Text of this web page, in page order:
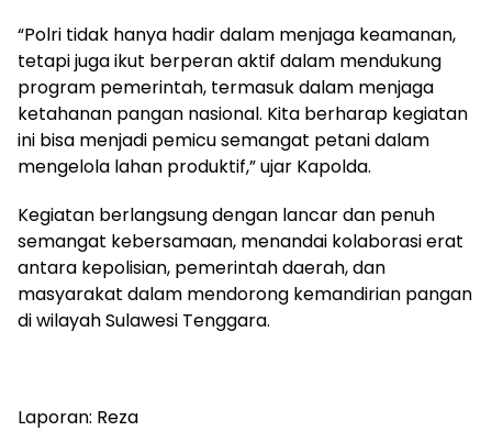
“Polri tidak hanya hadir dalam menjaga keamanan,
tetapi juga ikut berperan aktif dalam mendukung
program pemerintah, termasuk dalam menjaga
ketahanan pangan nasional. Kita berharap kegiatan
ini bisa menjadi pemicu semangat petani dalam
mengelola lahan produktif,” ujar Kapolda.
Kegiatan berlangsung dengan lancar dan penuh
semangat kebersamaan, menandai kolaborasi erat
antara kepolisian, pemerintah daerah, dan
masyarakat dalam mendorong kemandirian pangan
di wilayah Sulawesi Tenggara.
Laporan: Reza